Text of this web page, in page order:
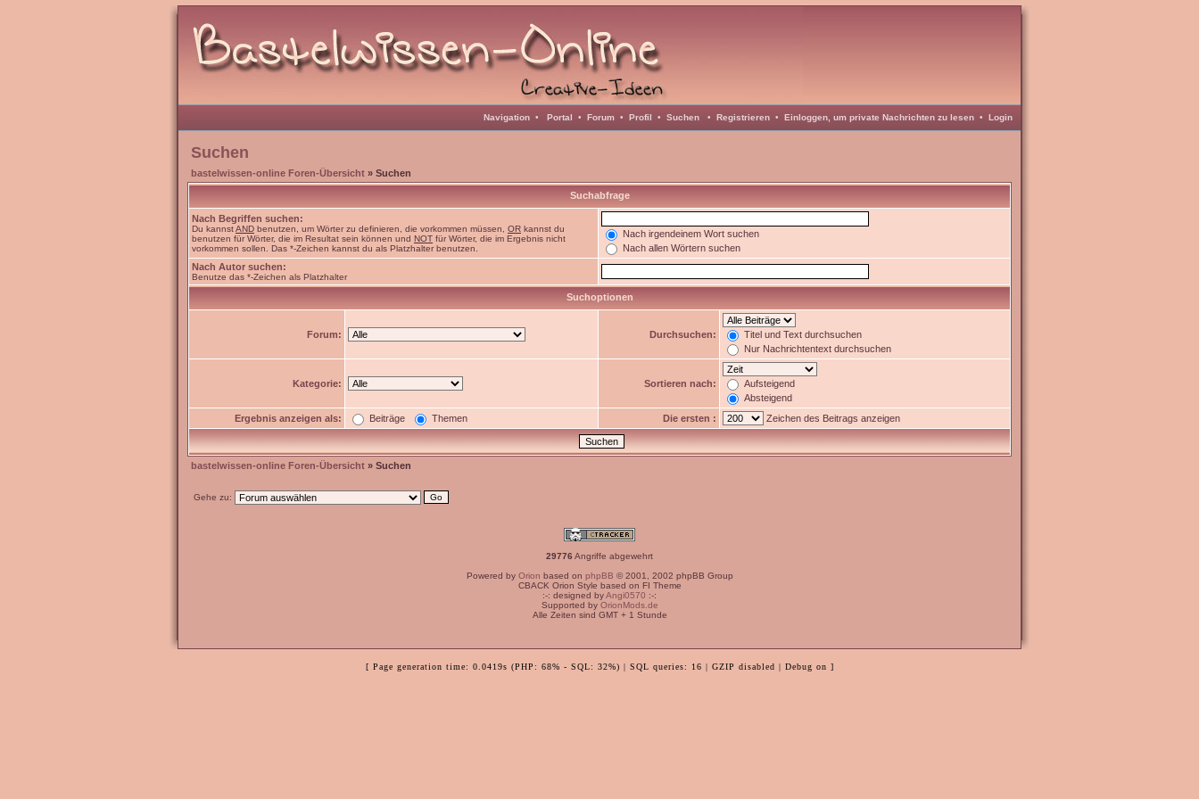
Navigation • Portal • Forum • Profil • Suchen • Registrieren • Einloggen, um private Nachrichten zu lesen • Login
Suchen
bastelwissen-online Foren-Übersicht » Suchen
Suchabfrage
Nach Begriffen suchen:
Du kannstAND benutzen, um Wörter zu definieren, die vorkommen müssen, OR kannst du
benutzen für Wörter, die im Resultat sein können und NOT für Wörter, die im Ergebnis nicht
vorkommen sollen. Das *-Zeichen kannst du als Platzhalter benutzen.
Nach irgendeinem Wort suchen
Nach allen Wörtern suchen
Nach Autor suchen:
Benutze das *-Zeichen als Platzhalter
Suchoptionen
Forum: Durchsuchen:
Titel und Text durchsuchen
Nur Nachrichtentext durchsuchen
Kategorie: Sortieren nach:
Aufsteigend
Absteigend
Ergebnis anzeigen als:
Beiträge Themen Die ersten : Zeichen des Beitrags anzeigen
bastelwissen-online Foren-Übersicht » Suchen
Gehe zu:
29776 Angriffe abgewehrt
Powered by Orion based on phpBB © 2001, 2002 phpBB Group
CBACK Orion Style based on FI Theme
:-: designed byAngi0570 :-:
Supported by OrionMods.de
Alle Zeiten sind GMT + 1 Stunde
[ Page generation time: 0.0419s (PHP: 68% - SQL: 32%) | SQL queries: 16 | GZIP disabled | Debug on ]